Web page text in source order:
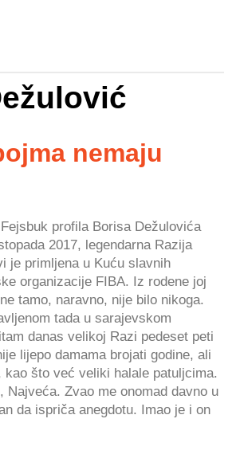
nemaju
profila Borisa Dežulovića
2017, legendarna Razija
je primljena u Kuću slavnih
organizacije FIBA. Iz rodene joj
tamo, naravno, nije bilo nikoga.
tada u sarajevskom
danas velikoj Razi pedeset peti
lijepo damama brojati godine, ali
što već veliki halale patuljcima.
Najveća. Zvao me onomad davno u
da ispriča anegdotu. Imao je i on